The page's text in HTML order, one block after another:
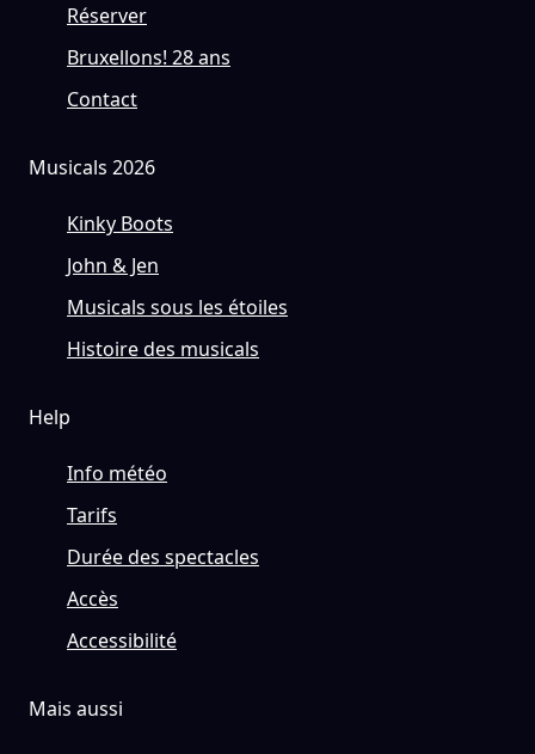
Réserver
Bruxellons! 28 ans
Contact
Musicals 2026
Kinky Boots
John & Jen
Musicals sous les étoiles
Histoire des musicals
Help
Info météo
Tarifs
Durée des spectacles
Accès
Accessibilité
Mais aussi